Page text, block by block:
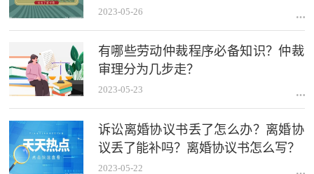
2023-05-26
有哪些劳动仲裁程序必备知识？仲裁
审理分为几步走？
2023-05-23
诉讼离婚协议书丢了怎么办？离婚协
议丢了能补吗？离婚协议书怎么写？
2023-05-22